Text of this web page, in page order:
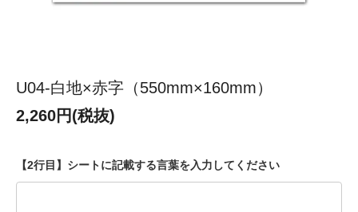
U04-白地×赤字（550mm×160mm）
2,260円(税抜)
【2行目】シートに記載する言葉を入力してください